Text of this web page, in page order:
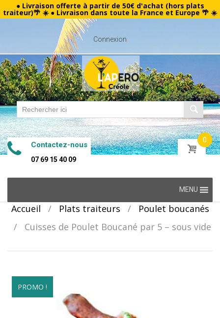
● Livraison offerte à partir de 50€ d'achat (hors plats
traiteur)🌴 ☀️ ● Livraison dans toute la France et Europe 🌴 ☀️
Connexion
Contactez-nous
07 69 15 40 09
0
content
MENU
Accueil / Plats traiteurs /
Poulet boucanés
/
Cuisses de Poulet Boucané par 5 – sous vide
PROMO !